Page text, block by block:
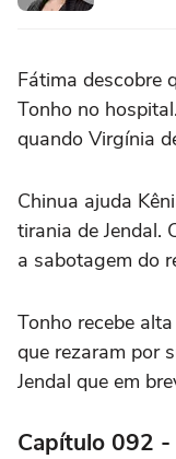
Fátima descobre
Tonho no
quando Virgínia
Chinua ajuda
tirania de Jendal.
a sabotagem do
Tonho recebe
que rezaram por
Jendal que em
Capítulo 092